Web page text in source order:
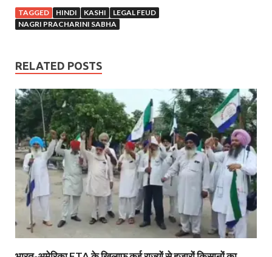
TAGGED HINDI KASHI
LEGAL FEUD
NAGRI PRACHARINI SABHA
RELATED POSTS